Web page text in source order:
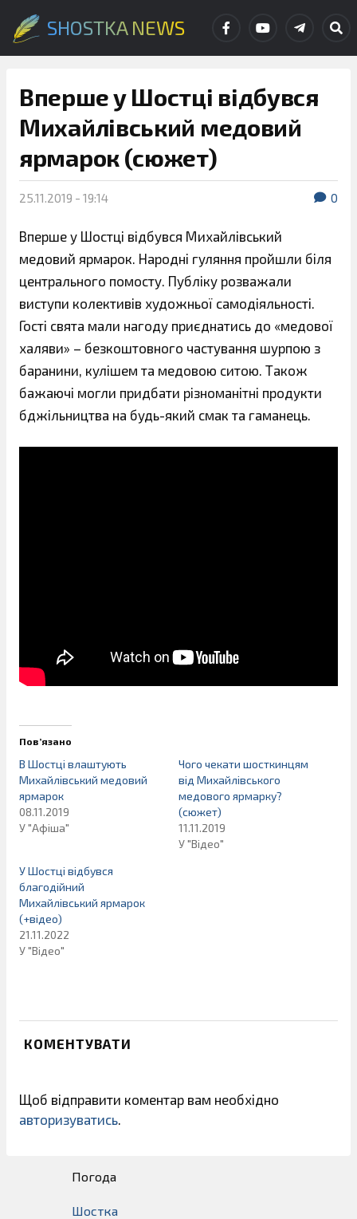
SHOSTKA NEWS
Вперше у Шостці відбувся
Михайлівський медовий
ярмарок (сюжет)
25.11.2019 - 19:14 0
Вперше у Шостці відбувся Михайлівський
медовий ярмарок. Народні гуляння пройшли біля
центрального помосту. Публіку розважали
виступи колективів художньої самодіяльності.
Гості свята мали нагоду приєднатись до «медової
халяви» – безкоштовного частування шурпою з
баранини, кулішем та медовою ситою. Також
бажаючі могли придбати різноманітні продукти
бджільництва на будь-який смак та гаманець.
Пов’язано
В Шостці влаштують
Михайлівський медовий
ярмарок
08.11.2019
У "Афіша"
Чого чекати шосткинцям
від Михайлівського
медового ярмарку?
(сюжет)
11.11.2019
У "Відео"
У Шостці відбувся
благодійний
Михайлівський ярмарок
(+відео)
21.11.2022
У "Відео"
КОМЕНТУВАТИ
Щоб відправити коментар вам необхідно
авторизуватись.
Погода
Шостка